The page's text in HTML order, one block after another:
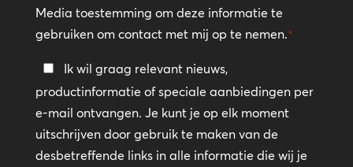
Media toestemming om deze informatie te
gebruiken om contact met mij op te nemen.*
Blijf
in
contact
Ik wil graag relevant nieuws,
productinformatie of speciale aanbiedingen per
e-mail ontvangen. Je kunt je op elk moment
uitschrijven door gebruik te maken van de
desbetreffende links in alle informatie die wij je